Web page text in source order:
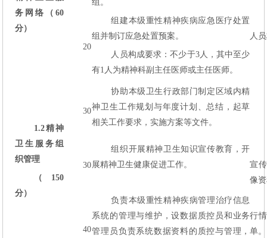
务网络（60
分）
组。
20
组建本级重性精神疾病应急医疗处置
组并制订应急处置预案。
人员构成要求：不少于3人，其中至少
有1人为精神科副主任医师或主任医师。
人
1.2精神
卫生服务组
织管理
（150
分）
30
协助本级卫生行政部门制定区域内精
神卫生工作规划与年度计划、总结，起草
相关工作要求，实施方案等文件。
30
组织开展精神卫生知识宣传教育，开
展精神卫生健康促进工作。
宣
像
40
负责本级重性精神疾病管理治疗信息
系统的管理与维护，设数据质控员和业务
管理员负责系统数据资料的质控与管理，
行
单。